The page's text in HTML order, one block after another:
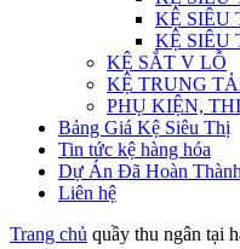
KỆ SIÊU
KỆ SIÊU
KỆ SẮT V LỖ
KỆ TRUNG
PHỤ KIỆN,
Bảng Giá Kệ Siêu Thị
Tin tức kệ hàng hóa
Dự Án Đã Hoàn Thành
Liên hệ
Trang chủ quầy thu ngân tại